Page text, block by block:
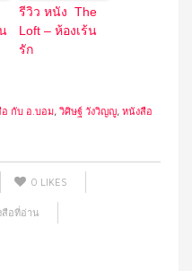
รีวิว หนัง The
Loft – ห้องเร้น
รัก
อ กับ อ.บอม, วิศิษฐ์ วังวิญญู, หนังสือ
0 LIKES
สือที่อ่าน